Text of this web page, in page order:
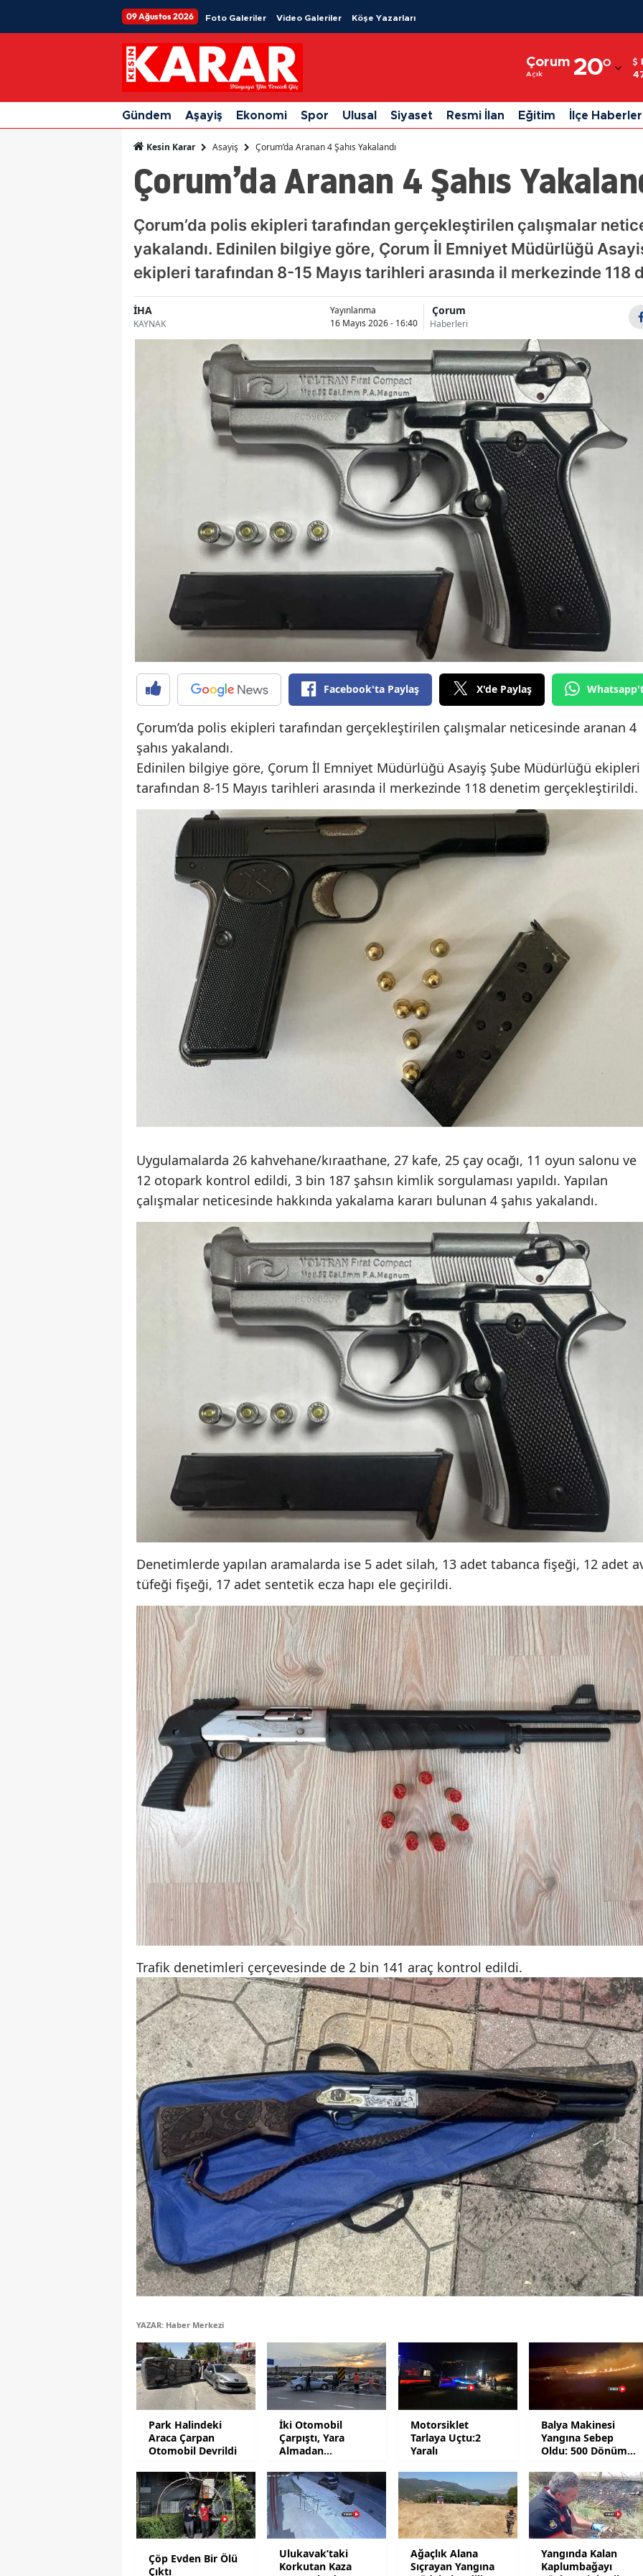
09 Ağustos 2026 Foto Galeriler Video Galeriler Köşe Yazarları
Çorum
Açık 20°
Adıyaman
Afyonkarahisar
Ağrı
Ankara
Antalya
Artvin
Aydın
Bilecik
Bingöl
Bitlis
Bolu
Burdur
Bursa
Çanakkale
Çankırı
Çorum
Denizli
Diyarbakır
Edirne
Elazığ
Erzincan
Eskişehir
Gaziantep
Giresun
Hatay
Isparta
Mersin
Kırklareli
Kırşehir
Kocaeli
Konya
Kütahya
Malatya
Manisa
Kahramanmaraş
Mardin
Muğla
Muş
Nevşehir
Niğde
Ordu
Rize
Sakarya
Samsun
Siirt
Sinop
Sivas
Tekirdağ
Tokat
Trabzon
Tunceli
Şanlıurfa
Uşak
Van
Zonguldak
Aksaray
Bayburt
Karaman
Kırıkkale
Batman
Şırnak
Bartın
Ardahan
Iğdır
Yalova
Kilis
Osmaniye
Gündem Aşayiş Ekonomi Spor Ulusal Siyaset Resmi İlan Eğitim İlçe
Kesin Karar Asayiş Çorum’da Aranan 4 Şahıs Yakalandı
Çorum’da Aranan 4 Şahıs
Çorum’da polis ekipleri tarafından gerçekleştirilen çalışmalar
yakalandı. Edinilen bilgiye göre, Çorum İl Emniyet Müdürlüğü
ekipleri tarafından 8-15 Mayıs tarihleri arasında il merkezinde
İHA
KAYNAK
Yayınlanma
16 Mayıs 2026 - 16:40
Çorum
Haberleri
Facebook'ta Paylaş X'de Paylaş
Çorum’da polis ekipleri tarafından gerçekleştirilen çalışmalar neticesinde aranan 4
şahıs yakalandı.
Edinilen bilgiye göre, Çorum İl Emniyet Müdürlüğü Asayiş Şube Müdürlüğü ekipleri
tarafından 8-15 Mayıs tarihleri arasında il merkezinde 118 denetim gerçekleştirildi.
Uygulamalarda 26 kahvehane/kıraathane, 27 kafe, 25 çay ocağı, 11 oyun salonu ve
12 otopark kontrol edildi, 3 bin 187 şahsın kimlik sorgulaması yapıldı. Yapılan
çalışmalar neticesinde hakkında yakalama kararı bulunan 4 şahıs yakalandı.
Denetimlerde yapılan aramalarda ise 5 adet silah, 13 adet tabanca fişeği, 12 adet
tüfeği fişeği, 17 adet sentetik ecza hapı ele geçirildi.
Trafik denetimleri çerçevesinde de 2 bin 141 araç kontrol edildi.
YAZAR: Haber Merkezi
Park Halindeki
Araca Çarpan
Otomobil Devrildi
İki Otomobil
Çarpıştı, Yara
Almadan
Motorsiklet
Tarlaya Uçtu:2
Yaralı
Balya Makinesi
Yangına Sebep
Oldu: 500 Dönüm
Çöp Evden Bir Ölü
Çıktı
Ulukavak’taki
Korkutan Kaza
Ağaçlık Alana
Sıçrayan Yangına
Yangında Kalan
Kaplumbağayı